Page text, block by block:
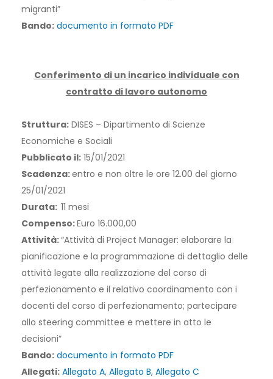
migranti”
Bando: documento in formato PDF
Conferimento di un incarico individuale con
contratto di lavoro autonomo
Struttura: DISES – Dipartimento di Scienze
Economiche e Sociali
Pubblicato il: 15/01/2021
Scadenza:entro e non oltre le ore 12.00 del giorno
25/01/2021
Durata: 11 mesi
Compenso:Euro 16.000,00
Attività:“Attività di Project Manager: elaborare la
pianificazione e la programmazione di dettaglio delle
attività legate alla realizzazione del corso di
perfezionamento e il relativo coordinamento con i
docenti del corso di perfezionamento; partecipare
allo steering committee e mettere in atto le
decisioni”
Bando: documento in formato PDF
Allegati: Allegato A, Allegato B, Allegato C